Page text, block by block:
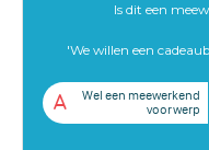
Is dit een
'We willen een
A
Wel een meewerkend
voorwerp